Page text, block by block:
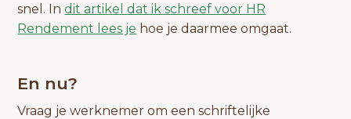
snel. Indit artikel dat ik schreef voor HR
Rendement lees je hoe je daarmee omgaat.
En nu?
Vraag je werknemer om een schriftelijke